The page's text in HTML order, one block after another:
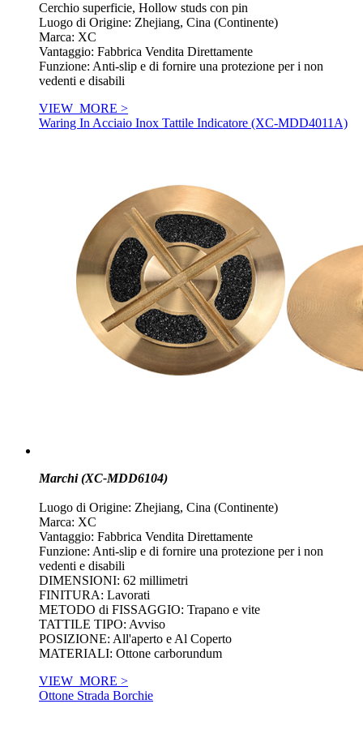
Cerchio superficie, Hollow studs con pin
Luogo di Origine: Zhejiang, Cina (Continente)
Marca: XC
Vantaggio: Fabbrica Vendita Direttamente
Funzione: Anti-slip e di fornire una protezione per i non
vedenti e disabili
VIEW_MORE >
Waring In Acciaio Inox Tattile Indicatore (XC-MDD4011A)
Marchi (XC-MDD6104)
Luogo di Origine: Zhejiang, Cina (Continente)
Marca: XC
Vantaggio: Fabbrica Vendita Direttamente
Funzione: Anti-slip e di fornire una protezione per i non
vedenti e disabili
DIMENSIONI: 62 millimetri
FINITURA: Lavorati
METODO di FISSAGGIO: Trapano e vite
TATTILE TIPO: Avviso
POSIZIONE: All'aperto e Al Coperto
MATERIALI: Ottone carborundum
VIEW_MORE >
Ottone Strada Borchie